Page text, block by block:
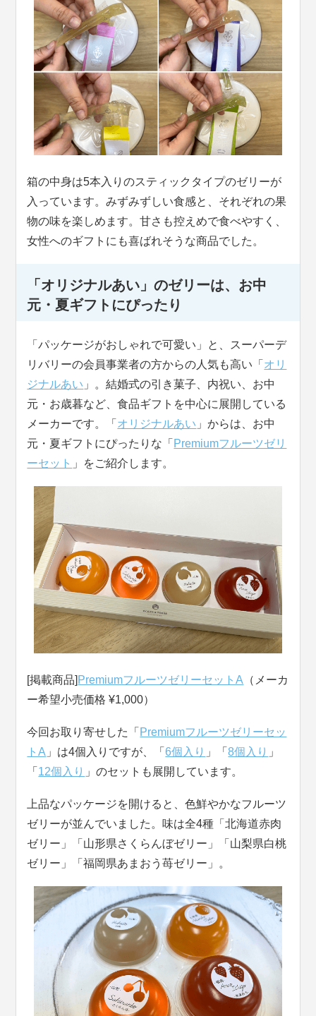
箱の中身は5本入りのスティックタイプのゼリーが
入っています。みずみずしい食感と、それぞれの果
物の味を楽しめます。甘さも控えめで食べやすく、
女性へのギフトにも喜ばれそうな商品でした。
「オリジナルあい」のゼリーは、お中
元・夏ギフトにぴったり
「パッケージがおしゃれで可愛い」と、スーパーデ
リバリーの会員事業者の方からの人気も高い「 オリ
ジナルあい 」。結婚式の引き菓子、内祝い、お中
元・お歳暮など、食品ギフトを中心に展開している
メーカーです。「 オリジナルあい 」からは、お中
元・夏ギフトにぴったりな「 Premiumフルーツゼリ
ーセット 」をご紹介します。
[掲載商品] PremiumフルーツゼリーセットA （メーカ
ー希望小売価格 ¥1,000）
今回お取り寄せした「 Premiumフルーツゼリーセッ
トA 」は4個入りですが、「6個入り 」「8個入り 」
「 12個入り 」のセットも展開しています。
上品なパッケージを開けると、色鮮やかなフルーツ
ゼリーが並んでいました。味は全4種「北海道赤肉
ゼリー」「山形県さくらんぼゼリー」「山梨県白桃
ゼリー」「福岡県あまおう苺ゼリー」。